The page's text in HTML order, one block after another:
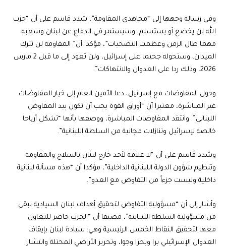
وفي رسالة وجهها إلى “مجاهدي المقاومة”، شدد قاسم على أن “حزب
الله لن يخضع أو يستسلم، وسيستمر في الدفاع عن لبنان وشعبه
مهما طال الزمن وعظمت التضحيات”، مؤكدا أن” المقاومة لن تترك
الميدان، وستحوله جحيما على إسرائيل، ولن تعود إلى ما قبل 2 مارس
2026، وذلك ردا على العدوان والانتهاكات”.
وحول المفاوضات مع إسرائيل، دعا الأمين العام إلى خيار المفاوضات
غير المباشرة، معتبرا أن “أوراق القوة يجب أن تكون بيد المفاوض
اللبناني”. وانتقد المفاوضات المباشرة، ووصفها بأنها “تشكل أرباحا
خالصة لإسرائيل وتنازلات مجانية من السلطة اللبنانية”.
وشدد قاسم على أن “لا علاقة لأحد خارج لبنان بالسلاح والمقاومة
وتنظيم شؤون الدولة اللبنانية الداخلية”، مؤكدا أن “هذه مسألة لبنانية
داخلية وليست جزءاً من التفاوض مع العدو”.
وأشار إلى أن “مسؤولية التفاوض لتحقيق أهداف لبنان السيادية تبقى
من مسؤولية السلطة اللبنانية”، مضيفا أن “الحزب حاضر للتعاون
معها لتحقيق النقاط الخمس الرئيسية وهي: سيادة لبنان بإيقاف
العدوان الإسرائيلي برا وبحرا وجوا، وتحرير الأراضي المحتلة وانتشار